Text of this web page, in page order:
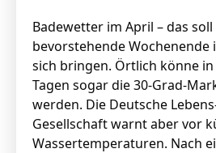
Badewetter im April – das soll
bevorstehende
sich bringen. Örtlich könne
Tagen sogar die 30-Grad-
werden. Die Deutsche
Gesellschaft warnt aber vor
Wassertemperaturen. Nach